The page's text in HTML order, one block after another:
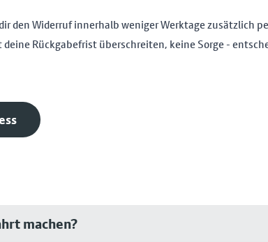
den Widerruf innerhalb weniger Werktage
Rückgabefrist überschreiten, keine Sorge -
machen?